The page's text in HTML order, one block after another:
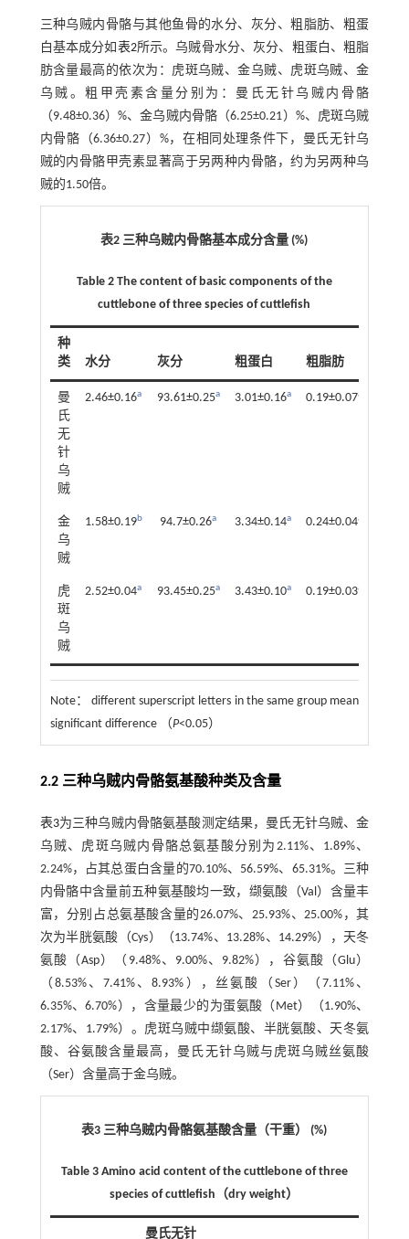
三种乌贼内骨骼与其他鱼骨的水分、灰分、粗脂肪、粗蛋
白基本成分如 表2所示。乌贼骨水分、灰分、粗蛋白、粗脂
肪含量最高的依次为：虎斑乌贼、金乌贼、虎斑乌贼、金
乌贼。粗甲壳素含量分别为：曼氏无针乌贼内骨骼
（9.48±0.36）%、金乌贼内骨骼（6.25±0.21）%、虎斑乌贼
内骨骼（6.36±0.27）%，在相同处理条件下，曼氏无针乌
贼的内骨骼甲壳素显著高于另两种内骨骼，约为另两种乌
贼的1.50倍。
表2 三种乌贼内骨骼基本成分含量 (%)
Table 2 The content of basic components of the
cuttlebone of three species of cuttlefish
种
类
水分 灰分 粗蛋白 粗脂肪
曼
氏
无
针
乌
贼
2.46±0.16a 93.61±0.25a 3.01±0.16a 0.19±0.07a
金
乌
贼
1.58±0.19b 94.7±0.26a 3.34±0.14a 0.24±0.04a
虎
斑
乌
贼
2.52±0.04a 93.45±0.25a 3.43±0.10a 0.19±0.03a
Note：
different superscript letters in the same group mean
significant difference （P<0.05）
2.2 三种乌贼内骨骼氨基酸种类及含量
表3为三种乌贼内骨骼氨基酸测定结果，曼氏无针乌贼、金
乌贼、虎斑乌贼内骨骼总氨基酸分别为2.11%、1.89%、
2.24%，占其总蛋白含量的70.10%、56.59%、65.31%。三种
内骨骼中含量前五种氨基酸均一致，缬氨酸（Val）含量丰
富，分别占总氨基酸含量的26.07%、25.93%、25.00%，其
次为半胱氨酸（Cys）（13.74%、13.28%、14.29%），天冬
氨酸（Asp）（9.48%、9.00%、9.82%），谷氨酸（Glu）
（8.53%、7.41%、8.93%），丝氨酸（Ser）（7.11%、
6.35%、6.70%），含量最少的为蛋氨酸（Met）（1.90%、
2.17%、1.79%）。虎斑乌贼中缬氨酸、半胱氨酸、天冬氨
酸、谷氨酸含量最高，曼氏无针乌贼与虎斑乌贼丝氨酸
（Ser）含量高于金乌贼。
表3 三种乌贼内骨骼氨基酸含量（干重） (%)
Table 3 Amino acid content of the cuttlebone of three
species of cuttlefish（dry weight）
曼氏无针